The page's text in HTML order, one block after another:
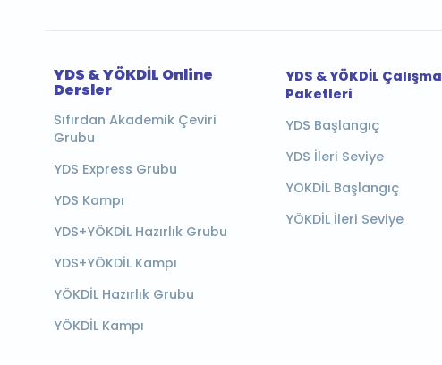
YDS & YÖKDİL Online
Dersler
Sıfırdan Akademik Çeviri
Grubu
YDS Express Grubu
YDS Kampı
YDS+YÖKDİL Hazırlık Grubu
YDS+YÖKDİL Kampı
YÖKDİL Hazırlık Grubu
YÖKDİL Kampı
YDS & YÖKDİL Çalışma
Paketleri
YDS Başlangıç
YDS İleri Seviye
YÖKDİL Başlangıç
YÖKDİL İleri Seviye